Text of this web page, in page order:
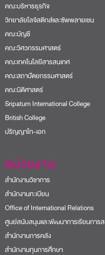
คณะบริหารธุรกิจ
วิทยาลัยโลจิสติกส์และซัพพลายเชน
คณะบัญชี
คณะวิศวกรรมศาสตร์
คณะเทคโนโลยีสารสนเทศ
คณะสถาปัตยกรรมศาสตร์
คณะนิติศาสตร์
Sripatum International College
British College
ปริญญาโท-เอก
หน่วยงาน
สำนักงานวิชาการ
สำนักงานทะเบียน
Office of International Relations
ศูนย์สนับสนุนและพัฒนาการเรียนการ
สำนักงานการคลัง
สำนักงานทุนการศึกษา